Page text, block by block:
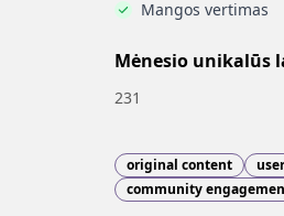
Mangos vertimas
Mėnesio unikalūs
231
original content
community